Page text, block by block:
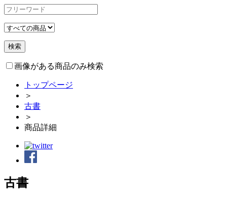
画像がある商品のみ検索
トップページ
＞
古書
＞
商品詳細
古書